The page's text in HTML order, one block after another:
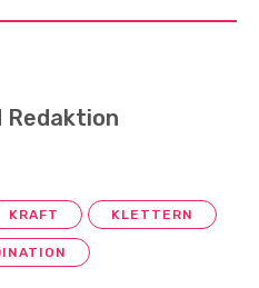
Redaktion
KRAFT KLETTERN